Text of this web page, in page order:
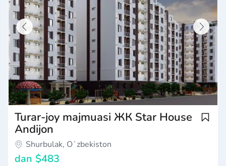
Turar-joy majmuasi ЖК Star House
Andijon
Shurbulak, Oʻzbekiston
dan $483